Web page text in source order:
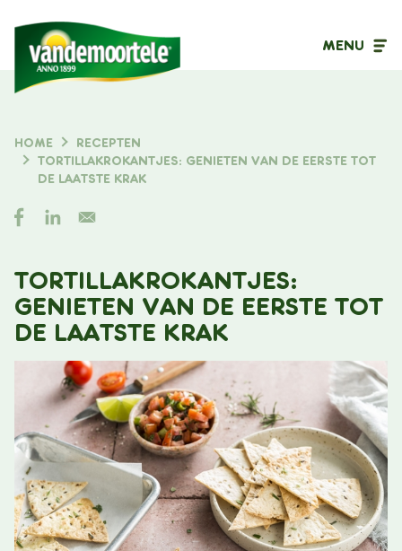
MENU
Inhoudstype
Filter op
KRUIMELPAD
HOME
RECEPTEN
TORTILLAKROKANTJES: GENIETEN VAN DE EERSTE TOT
DE LAATSTE KRAK
TORTILLAKROKANTJES:
GENIETEN VAN DE EERSTE TOT
DE LAATSTE KRAK